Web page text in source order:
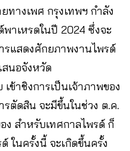
ทางเพศ กรุงเทพฯ กำลัง
าเหรดในปี 2024 ซึ่งจะ
แสดงศักยภาพงานไพรด์
นอจังหวัด
ข้าชิงการเป็นเจ้าภาพของ
ตัดสิน จะมีขึ้นในช่วง ต.ค.
สำหรับเทศกาลไพรด์ ก็
ในครั้งนี้ จะเกิดขึ้นครั้ง